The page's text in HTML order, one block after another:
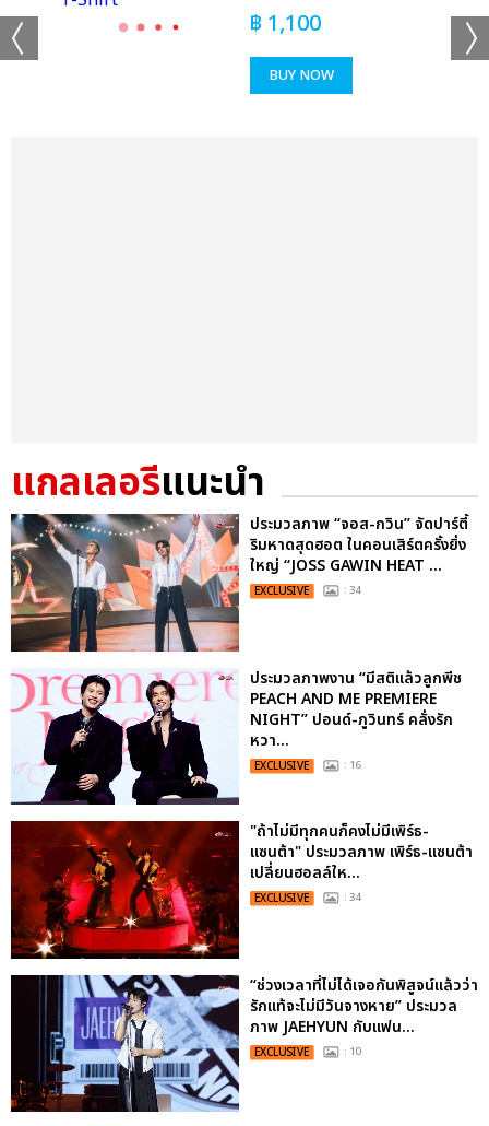
฿ 1,100
BUY NOW
แกลเลอรีแนะนำ
ประมวลภาพ “จอส-กวิน” จัดปาร์ตี้
ริมหาดสุดฮอต ในคอนเสิร์ตครั้งยิ่ง
ใหญ่ “JOSS GAWIN HEAT ...
EXCLUSIVE : 34
ประมวลภาพงาน “มีสติแล้วลูกพีช
PEACH AND ME PREMIERE
NIGHT” ปอนด์-ภูวินทร์ คลั่งรัก
หวา...
EXCLUSIVE : 16
"ถ้าไม่มีทุกคนก็คงไม่มีเพิร์ธ-
แซนต้า" ประมวลภาพ เพิร์ธ-แซนต้า
เปลี่ยนฮอลล์ให...
EXCLUSIVE : 34
“ช่วงเวลาที่ไม่ได้เจอกันพิสูจน์แล้วว่า
รักแท้จะไม่มีวันจางหาย” ประมวล
ภาพ JAEHYUN กับแฟน...
EXCLUSIVE : 10